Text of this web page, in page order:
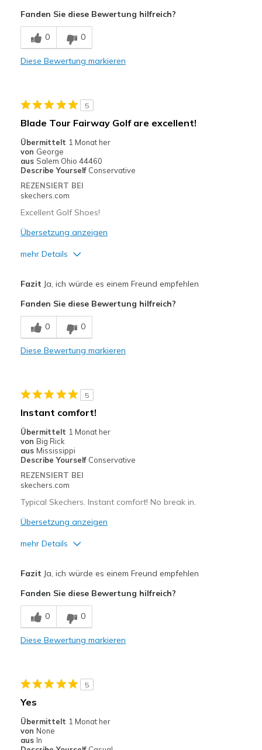
Comfortable
Durable
Sizing
Feels true to size
View On Shoes
I'm Really Into Shoes
Fanden Sie diese Bewertung hilfreich?
0 0
Diese Bewertung markieren
5
Blade Tour Fairway Golf are excellent!
Übermittelt 1 Monat her
von George
aus Salem Ohio 44460
Describe Yourself Conservative
REZENSIERT BEI
skechers.com
Excellent Golf Shoes!
Übersetzung anzeigen
mehr Details
Breathe Well
Comfortable
Have only worn a few times, so far very happy
Geeignete Verwendung
Purchased Blade Tour Fairway golf shores
Width
Sizing
View On Shoes
Shoes are for Wearing
Fazit Ja, ich würde es einem Freund empfehlen
Fanden Sie diese Bewertung hilfreich?
0 0
Diese Bewertung markieren
5
Instant comfort!
Übermittelt 1 Monat her
von Big Rick
aus Mississippi
Describe Yourself Conservative
REZENSIERT BEI
skechers.com
Typical Skechers. Instant comfort! No break in.
Übersetzung anzeigen
mehr Details
Breathe Well
Comfortable
Special Occasions
Width
Feels true to width
Sizing
View On Shoes
Shoes are for Wearing
Fazit Ja, ich würde es einem Freund empfehlen
Fanden Sie diese Bewertung hilfreich?
0 0
Diese Bewertung markieren
5
Yes
Übermittelt 1 Monat her
von None
aus In